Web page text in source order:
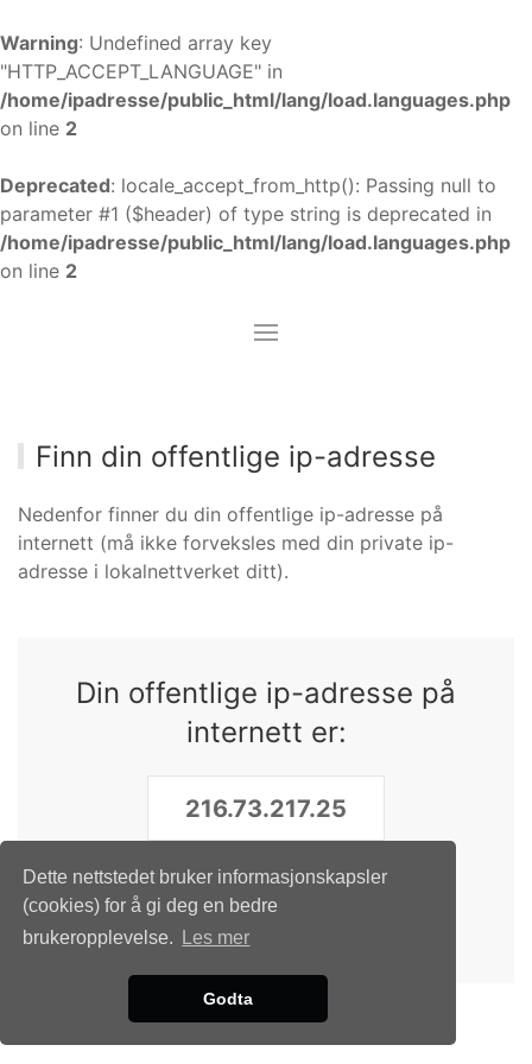
Dette nettstedet bruker informasjonskapsler
(cookies) for å gi deg en bedre
brukeropplevelse.
Les mer
Godta
Warning: Undefined array key
"HTTP_ACCEPT_LANGUAGE" in
/home/ipadresse/public_html/lang/load.languages.php
on line 2
Deprecated: locale_accept_from_http(): Passing null to
parameter #1 ($header) of type string is deprecated in
/home/ipadresse/public_html/lang/load.languages.php
on line 2
Finn din offentlige ip-adresse
Nedenfor finner du din offentlige ip-adresse på
internett (må ikke forveksles med din private ip-
adresse i lokalnettverket ditt).
Din offentlige ip-adresse på
internett er:
KOPIER TIL UTKLIPPSTAVLEN